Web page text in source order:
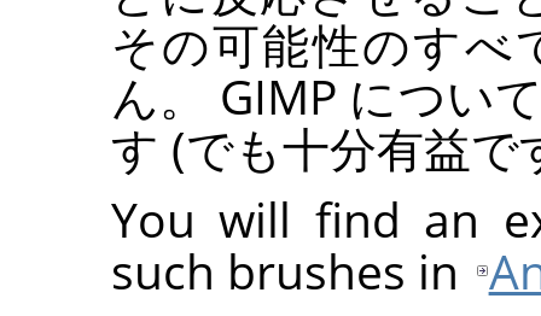
その可能性のすべ
ん。 GIMP につい
す (でも十分有益で
You will find an
such brushes in